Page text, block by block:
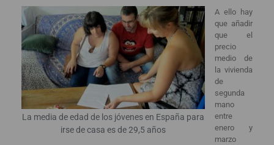
La media de edad de los jóvenes en España para
irse de casa es de 29,5 años
A ello hay
que añadir
que el
precio
medio de
la vivienda
de
segunda
mano
entre
enero y
marzo